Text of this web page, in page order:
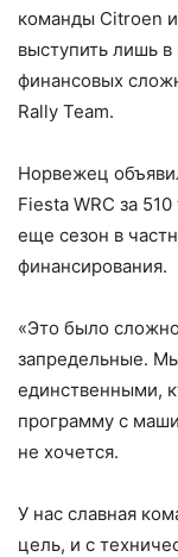
команды Citroen
выступить лишь в
финансовых
Rally Team.
Норвежец
Fiesta WRC за
еще сезон в
финансирования.
«Это было
запредельные.
единственными,
программу с
не хочется.
У нас славная
цель, и с